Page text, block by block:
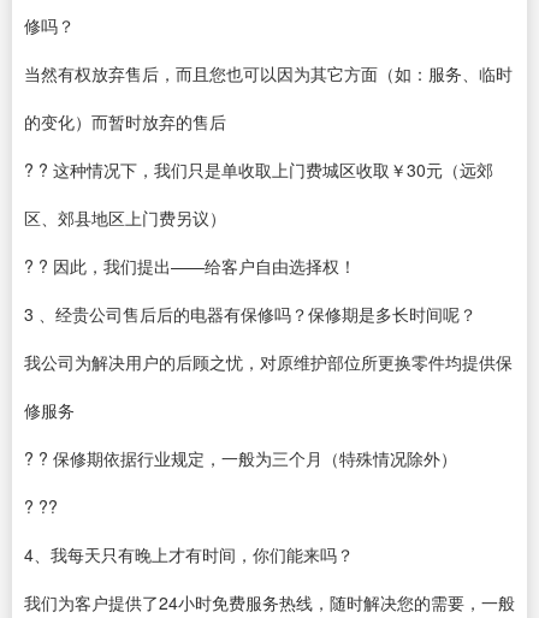
修吗？
当然有权放弃售后，而且您也可以因为其它方面（如：服务、临时
的变化）而暂时放弃的售后
? ? 这种情况下，我们只是单收取上门费城区收取￥30元（远郊
区、郊县地区上门费另议）
? ? 因此，我们提出——给客户自由选择权！
3 、经贵公司售后后的电器有保修吗？保修期是多长时间呢？
我公司为解决用户的后顾之忧，对原维护部位所更换零件均提供保
修服务
? ? 保修期依据行业规定，一般为三个月（特殊情况除外）
? ??
4、我每天只有晚上才有时间，你们能来吗？
我们为客户提供了24小时免费服务热线，随时解决您的需要，一般